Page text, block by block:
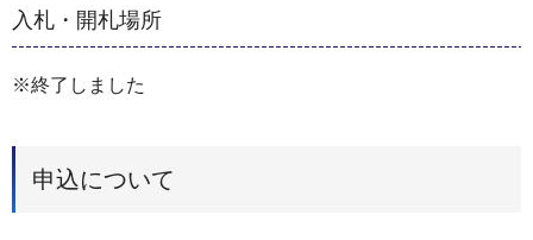
入札・開札場所
※終了しました
申込について